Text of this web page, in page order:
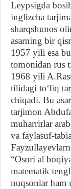
Leypsigda
inglizcha
sharqshunos
asarning bir
1957 yili esa
tomonidan rus
1968 yili
tilidagi toʻliq
chiqadi. Bu
tarjimon
muharrirlar
va faylasuf-
“Osori al
matematik
nuqsonlar ham